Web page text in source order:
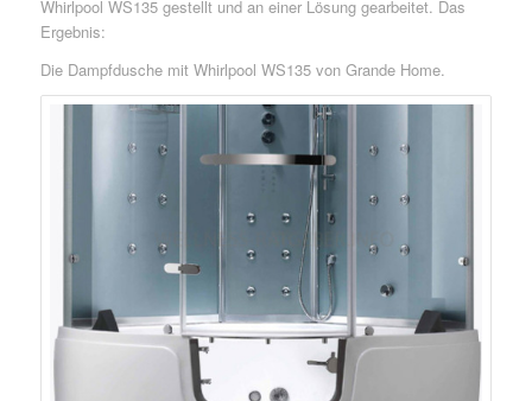
Whirlpool WS135 gestellt und an einer Lösung gearbeitet. Das
Ergebnis:
Die Dampfdusche mit Whirlpool WS135 von Grande Home.